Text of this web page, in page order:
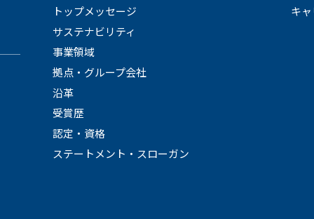
トップメッセージ
サステナビリティ
事業領域
拠点・グループ会社
沿革
受賞歴
認定・資格
ステートメント・スローガン
キ